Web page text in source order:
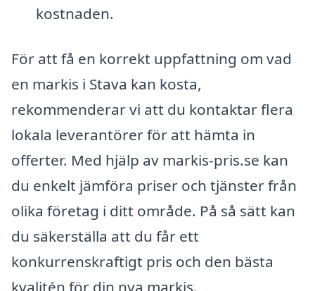
kostnaden.
För att få en korrekt uppfattning om vad
en markis i Stava kan kosta,
rekommenderar vi att du kontaktar flera
lokala leverantörer för att hämta in
offerter. Med hjälp av markis-pris.se kan
du enkelt jämföra priser och tjänster från
olika företag i ditt område. På så sätt kan
du säkerställa att du får ett
konkurrenskraftigt pris och den bästa
kvalitén för din nya markis.